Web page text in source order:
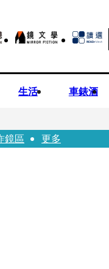
生活 車錶酒
成
鏡區 更多